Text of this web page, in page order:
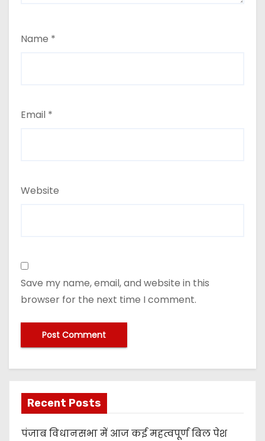
Name *
Email *
Website
Save my name, email, and website in this
browser for the next time I comment.
Recent Posts
पंजाब विधानसभा में आज कई महत्वपूर्ण बिल पेश